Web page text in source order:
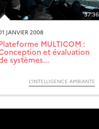
37:36
JANVIER 2008
MULTICOM :
et évaluation
systèmes...
L’INTELLIGENCE AMBIANTE